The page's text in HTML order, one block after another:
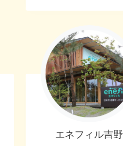
エネフィル吉野